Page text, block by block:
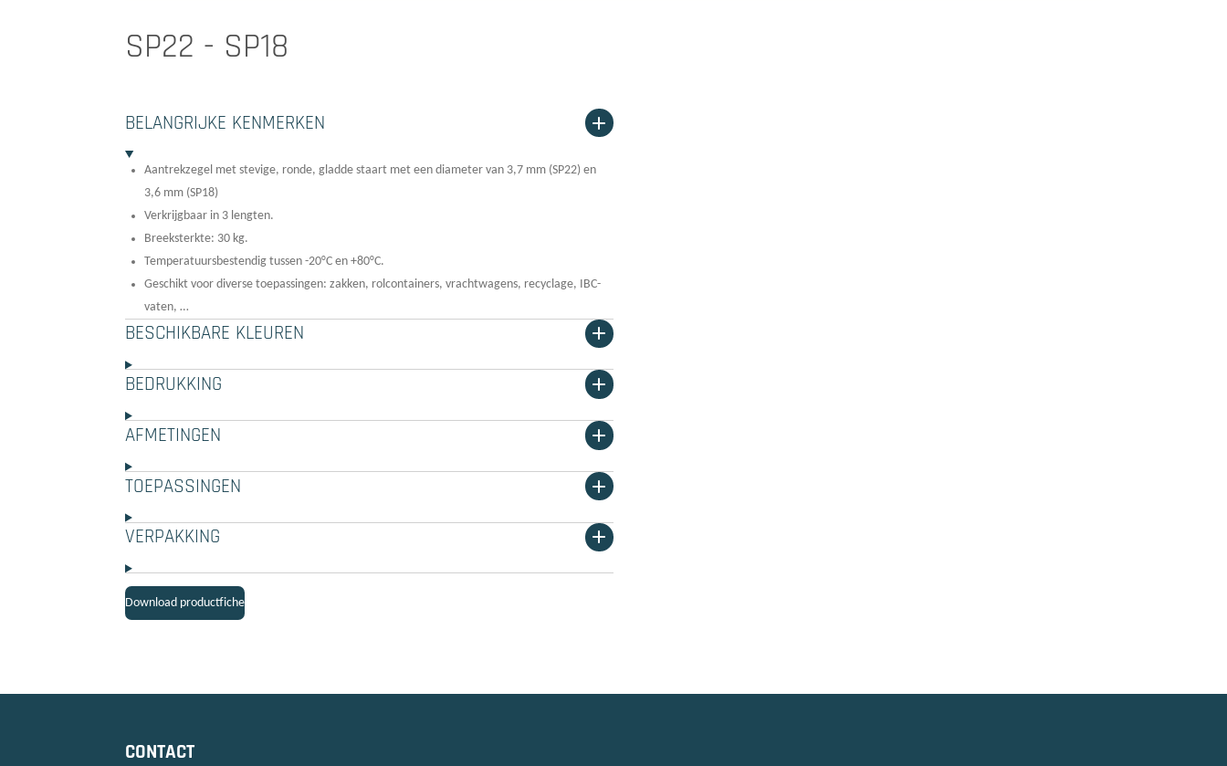
SP22 - SP18
BELANGRIJKE KENMERKEN
Aantrekzegel met stevige, ronde, gladde staart met een diameter van 3,7 mm (SP22) en
3,6 mm (SP18)
Verkrijgbaar in 3 lengten.
Breeksterkte: 30 kg.
Temperatuursbestendig tussen -20°C en +80°C.
Geschikt voor diverse toepassingen: zakken, rolcontainers, vrachtwagens, recyclage, IBC-
vaten, …
BESCHIKBARE KLEUREN
BEDRUKKING
AFMETINGEN
TOEPASSINGEN
VERPAKKING
Download productfiche
CONTACT